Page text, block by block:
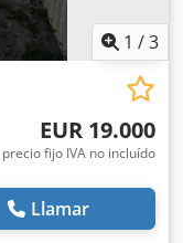
1 /3
EUR 19.000
precio fijo IVA no incluído
Llamar